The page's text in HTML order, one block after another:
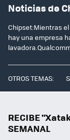
Noticias de
Chipset:Mientras
hay una empresa
OTROS TEMAS:
RECIBE
SEMANAL